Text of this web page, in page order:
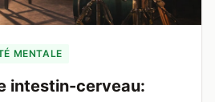
MENTALE
intestin-cerveau: